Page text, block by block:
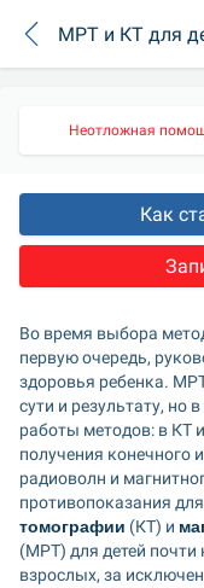
МРТ и КТ для
Неотложная
Как
Во время выбора
первую очередь,
здоровья ребенка.
сути и результату, но
работы методов: в КТ
получения конечного
радиоволн и
противопоказания
томографии (КТ) и
(МРТ) для детей почти
взрослых, за